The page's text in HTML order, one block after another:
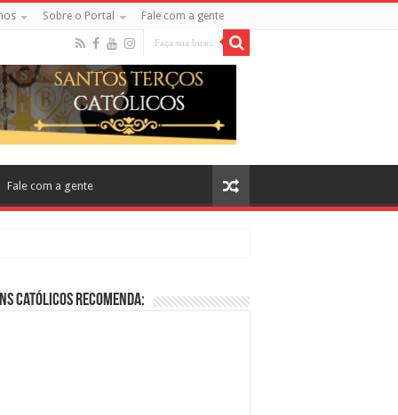
Sobre o Portal Fale com a gente
Fale com a gente
no Cinema
Católicos Recomenda: